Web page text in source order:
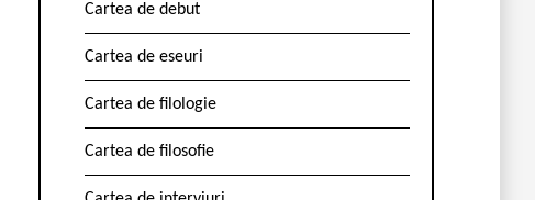
Cartea de debut
Cartea de eseuri
Cartea de filologie
Cartea de filosofie